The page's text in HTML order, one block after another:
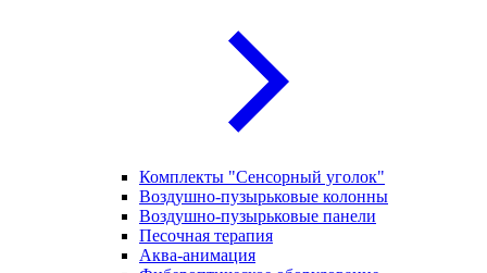
Комплекты "Сенсорный уголок"
Воздушно-пузырьковые колонны
Воздушно-пузырьковые панели
Песочная терапия
Аква-анимация